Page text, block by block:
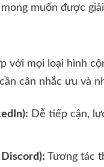
muốn được
với mọi loại hình
cân nhắc ưu và
Dễ tiếp cận,
Tương tác